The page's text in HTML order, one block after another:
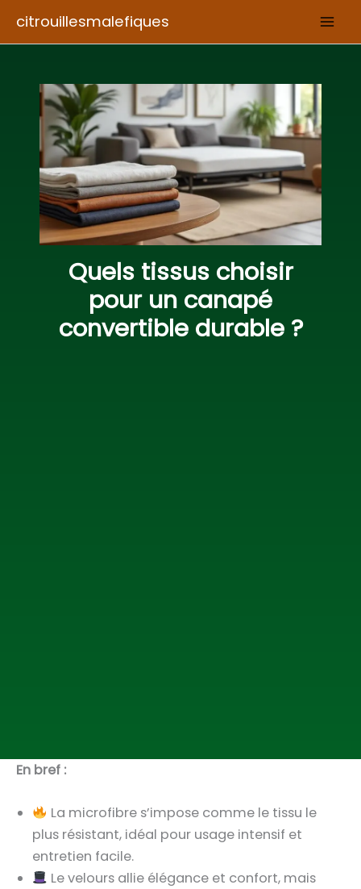
citrouillesmalefiques
Quels tissus choisir
pour un canapé
convertible durable ?
En bref :
La microfibre s’impose comme le tissu le
plus résistant, idéal pour usage intensif et
entretien facile.
Le velours allie élégance et confort, mais